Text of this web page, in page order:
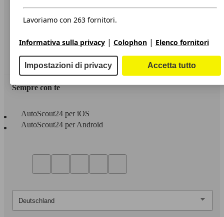
Privacy
Dichiarazione di Accessibilità
Servizi
Area rivenditori
Sempre con te
AutoScout24 per iOS
AutoScout24 per Android
Lavoriamo con 263 fornitori.
Informativa sulla privacy | Colophon | Elenco fornitori
Impostazioni di privacy Accetta tutto